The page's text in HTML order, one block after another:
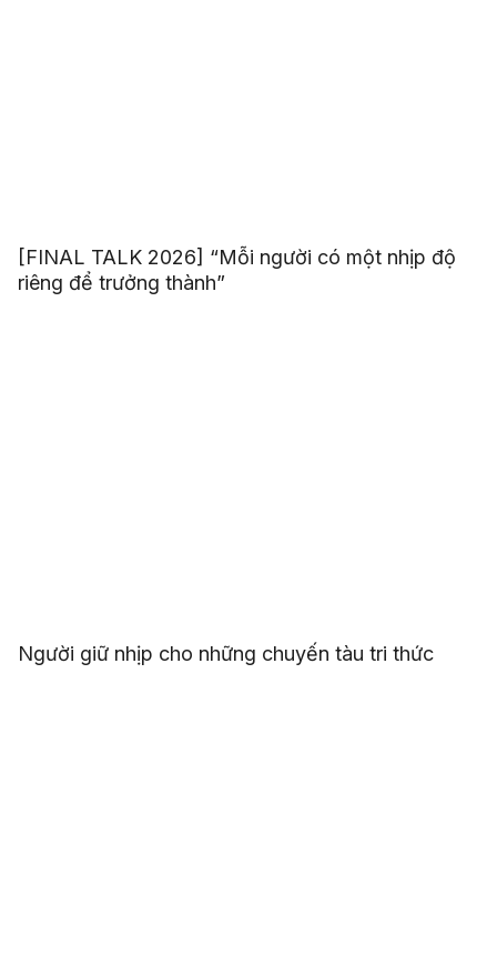
[FINAL TALK 2026] “Mỗi người có một nhịp độ
riêng để trưởng thành”
Người giữ nhịp cho những chuyến tàu tri thức